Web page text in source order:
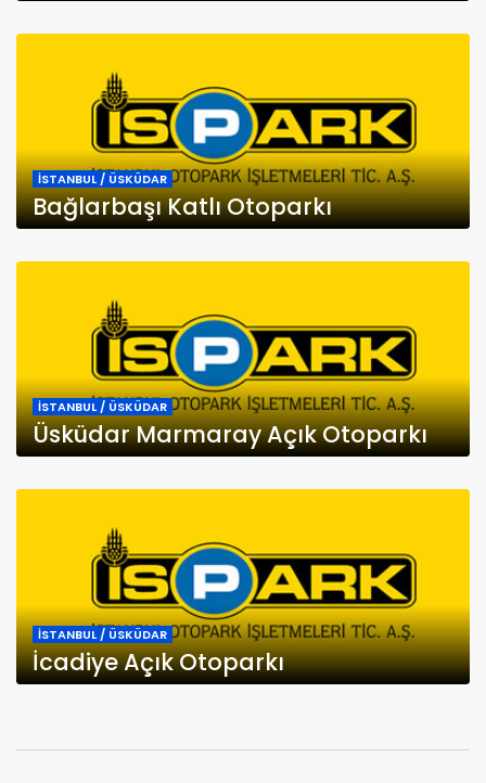
İSTANBUL / ÜSKÜDAR
Bağlarbaşı Katlı Otoparkı
İSTANBUL / ÜSKÜDAR
Üsküdar Marmaray Açık Otoparkı
İSTANBUL / ÜSKÜDAR
İcadiye Açık Otoparkı